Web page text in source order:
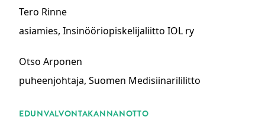
Tero Rinne
asiamies, Insinööriopiskelijaliitto IOL ry
Otso Arponen
puheenjohtaja, Suomen Medisiinarililitto
EDUNVALVONTAKANNANOTTO